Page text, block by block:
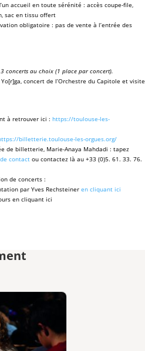
accueil en toute sérénité : accès coupe-file,
sac en tissu offert
obligatoire : pas de vente à l’entrée des
concerts au choix (1 place par concert).
concert de l’Orchestre du Capitole et visite
à retrouver ici : https://toulouse-les-
billetterie.toulouse-les-orgues.org/
de billetterie, Marie-Anaya Mahdadi : tapez
contact ou contactez là au +33 (0)5. 61. 33. 76.
de concerts :
par Yves Rechsteiner en cliquant ici
en cliquant ici